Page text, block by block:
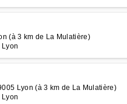
(à 3 km de La Mulatière)
Lyon (à 3 km de La Mulatière)